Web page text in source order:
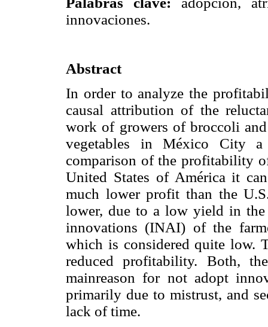
innovaciones.
Abstract
In order to analyze the
causal attribution of the
work of growers of broccoli
vegetables in México City
comparison of the profitability
United States of América it
much lower profit than the
lower, due to a low yield in
innovations (INAI) of the
which is considered quite low.
reduced profitability. Both,
mainreason for not adopt
primarily due to mistrust, and
lack of time.